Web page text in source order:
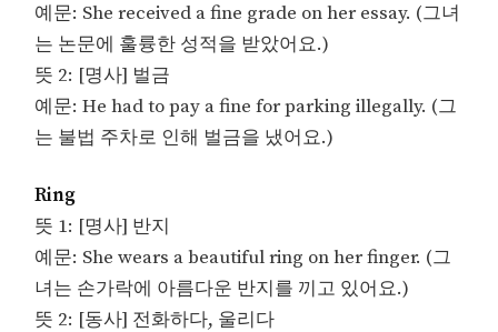
예문: She received a fine grade on her essay. (그녀
는 논문에 훌륭한 성적을 받았어요.)
뜻 2: [명사] 벌금
예문: He had to pay a fine for parking illegally. (그
는 불법 주차로 인해 벌금을 냈어요.)
Ring
뜻 1: [명사] 반지
예문: She wears a beautiful ring on her finger. (그
녀는 손가락에 아름다운 반지를 끼고 있어요.)
뜻 2: [동사] 전화하다, 울리다